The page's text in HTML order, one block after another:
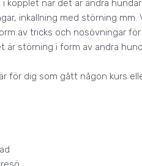
kopplet när det är andra
inkallning med störning mm.
av tricks och nosövningar
är störning i form av andra
för dig som gått någon kurs